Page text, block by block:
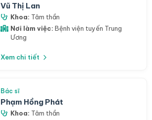
Vũ Thị Lan
Khoa: Tâm thần
Nơi làm việc: Bệnh viện tuyến Trung
Ương
Xem chi tiết
Bác sĩ
Phạm Hồng Phát
Khoa: Tâm thần